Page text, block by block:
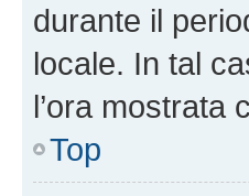
durante il
locale. In tal
l’ora mostrata
Top